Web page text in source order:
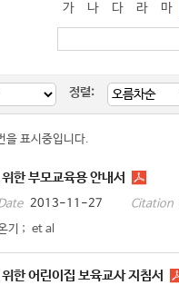
가
나 다 라 마
정렬:
표시중입니다.
한 부모교육용 안내서
2013-11-27 Citation
기 ; et al
한 어린이집 보육교사 지침서